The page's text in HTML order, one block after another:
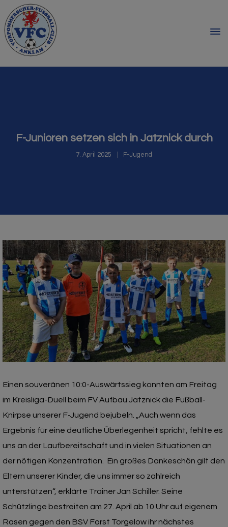
F-Junioren setzen sich in Jatznick durch
7. April 2025 F-Jugend
Einen souveränen 10:0-Auswärtssieg konnten am Freitag
im Kreisliga-Duell beim FV Aufbau Jatznick die Fußball-
Knirpse unserer F-Jugend bejubeln. „Auch wenn das
Ergebnis für eine deutliche Überlegenheit spricht, fehlte es
uns an der Laufbereitschaft und in vielen Situationen an
der nötigen Konzentration. Ein großes Dankeschön gilt den
Eltern unserer Kinder, die uns immer so zahlreich
unterstützen“, erklärte Trainer Jan Schiller. Seine
Schützlinge bestreiten am 27. April ab 10 Uhr auf eigenem
Rasen gegen den BSV Forst Torgelow ihr nächstes